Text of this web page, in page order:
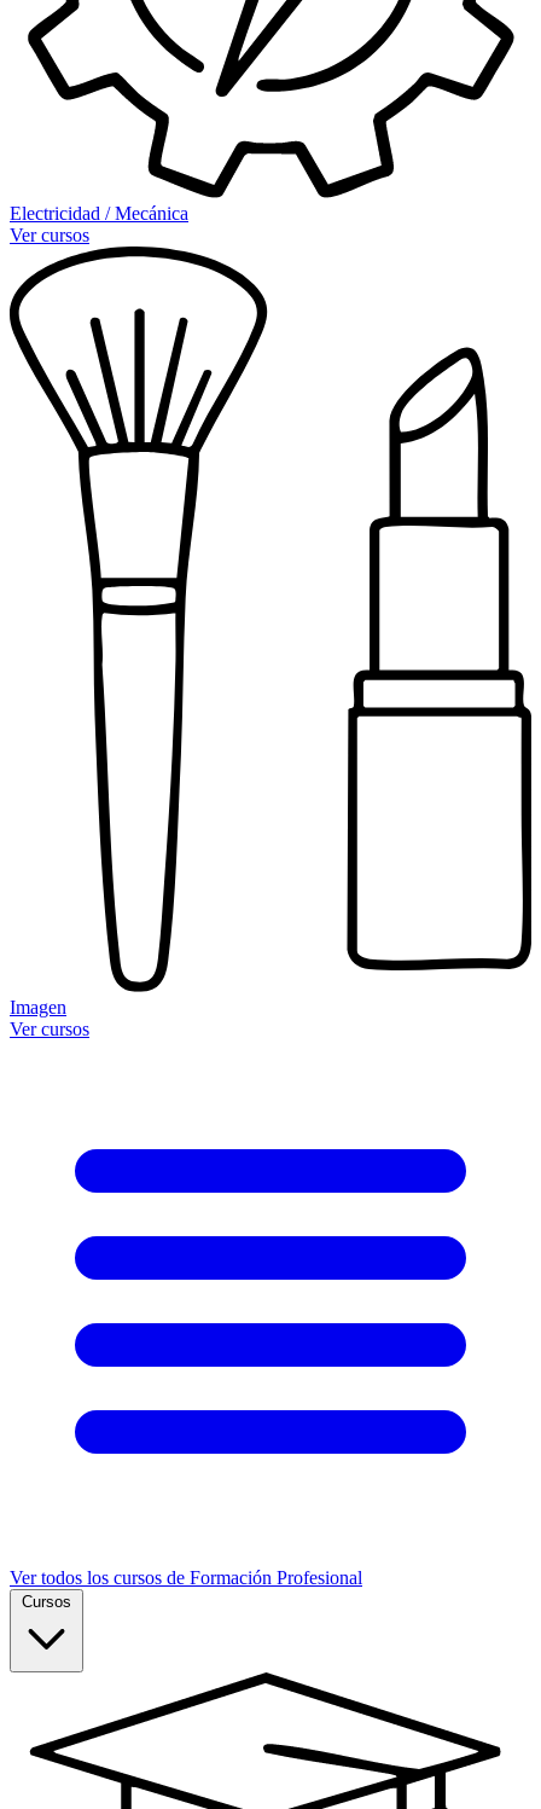
Electricidad / Mecánica
Ver cursos
Imagen
Ver cursos
Ver todos los cursos de Formación Profesional
Cursos